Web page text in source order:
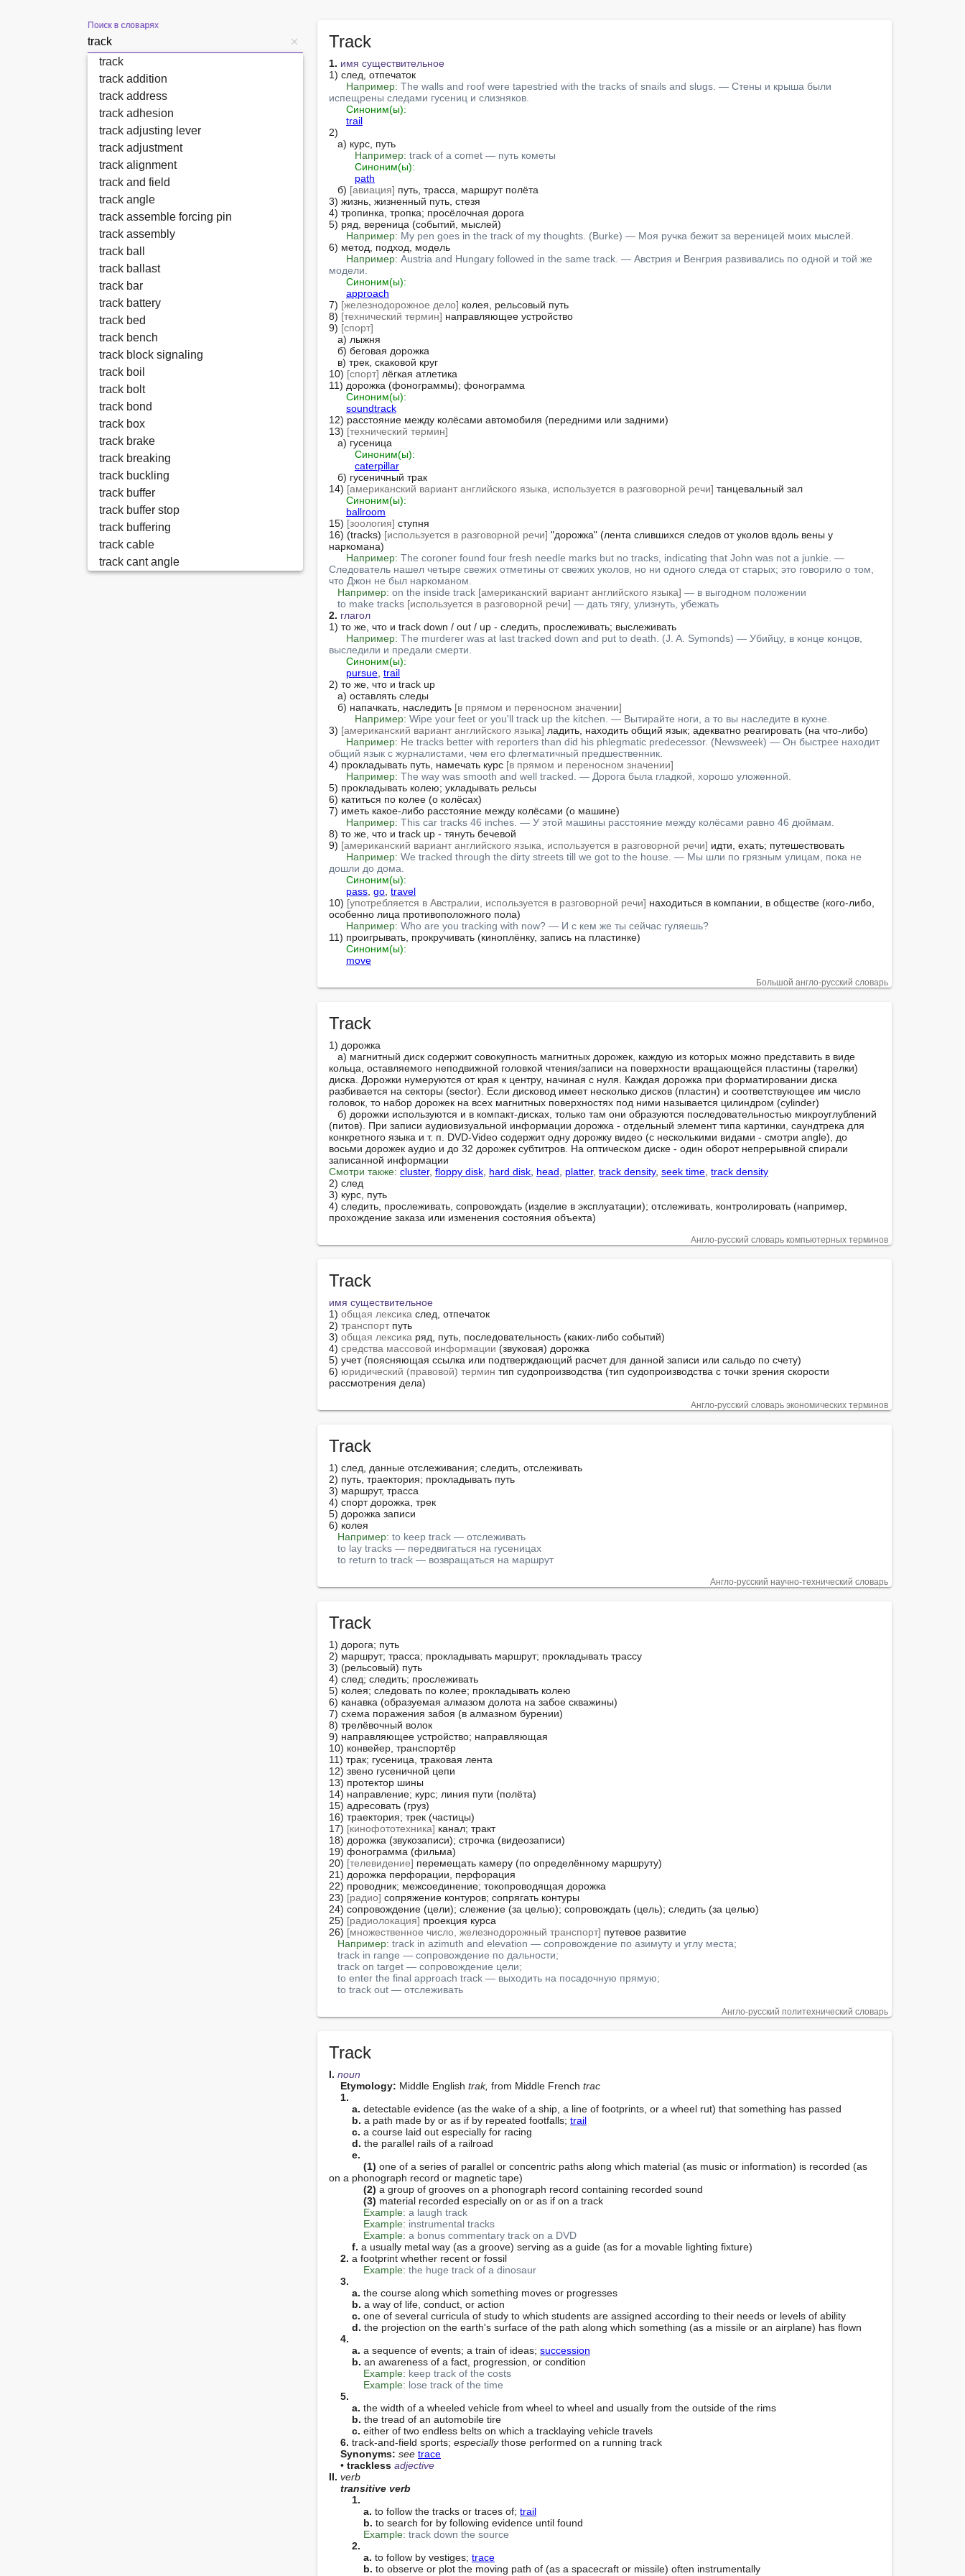
Поиск в словарях
Track
1. имя существительное
1) след, отпечаток
Например: The walls and roof were tapestried with the tracks of snails and slugs. — Стены и крыша были
испещрены следами гусениц и слизняков.
Синоним(ы):
trail
2)
Например: track of a comet — путь кометы
Синоним(ы):
path
   б)
[авиация] путь, трасса, маршрут полёта
3) жизнь, жизненный путь, стезя
4) тропинка, тропка; просёлочная дорога
5) ряд, вереница (событий, мыслей)
Например: My pen goes in the track of my thoughts. (Burke) — Моя ручка бежит за вереницей моих мыслей.
6) метод, подход, модель
Например: Austria and Hungary followed in the same track. — Австрия и Венгрия развивались по одной и той же
модели.
Синоним(ы):
approach
7) [железнодорожное дело] колея, рельсовый путь
8) [технический термин] направляющее устройство
9) [спорт]
10) [спорт] лёгкая атлетика
11) дорожка (фонограммы); фонограмма
Синоним(ы):
soundtrack
12) расстояние между колёсами автомобиля (передними или задними)
13) [технический термин]
Синоним(ы):
caterpillar
14) [американский вариант английского языка, используется в разговорной речи] танцевальный зал
Синоним(ы):
ballroom
15) [зоология] ступня
16) (tracks) [используется в разговорной речи] "дорожка" (лента слившихся следов от уколов вдоль вены у
наркомана)
Например: The coroner found four fresh needle marks but no tracks, indicating that John was not a junkie. —
Следователь нашел четыре свежих отметины от свежих уколов, но ни одного следа от старых; это говорило о том,
что Джон не был наркоманом.
Например: on the inside track [американский вариант английского языка] — в выгодном положении
to make tracks [используется в разговорной речи] — дать тягу, улизнуть, убежать
2. глагол
1) то же, что и track down / out / up - следить, прослеживать; выслеживать
Например: The murderer was at last tracked down and put to death. (J. A. Symonds) — Убийцу, в конце концов,
выследили и предали смерти.
Синоним(ы):
pursue trail
2) то же, что и track up
   б) напачкать, наследить
[в прямом и переносном значении]
Например: Wipe your feet or you'll track up the kitchen. — Вытирайте ноги, а то вы наследите в кухне.
3) [американский вариант английского языка] ладить, находить общий язык; адекватно реагировать (на что-либо)
Например: He tracks better with reporters than did his phlegmatic predecessor. (Newsweek) — Он быстрее находит
общий язык с журналистами, чем его флегматичный предшественник.
4) прокладывать путь, намечать курс [в прямом и переносном значении]
Например: The way was smooth and well tracked. — Дорога была гладкой, хорошо уложенной.
5) прокладывать колею; укладывать рельсы
6) катиться по колее (о колёсах)
7) иметь какое-либо расстояние между колёсами (о машине)
Например: This car tracks 46 inches. — У этой машины расстояние между колёсами равно 46 дюймам.
8) то же, что и track up - тянуть бечевой
9) [американский вариант английского языка, используется в разговорной речи] идти, ехать; путешествовать
Например: We tracked through the dirty streets till we got to the house. — Мы шли по грязным улицам, пока не
дошли до дома.
Синоним(ы):
pass go travel
10) [употребляется в Австралии, используется в разговорной речи] находиться в компании, в обществе (кого-либо,
особенно лица противоположного пола)
Например: Who are you tracking with now? — И с кем же ты сейчас гуляешь?
11) проигрывать, прокручивать (киноплёнку, запись на пластинке)
Синоним(ы):
move
Большой англо-русский словарь
Track
1) дорожка
кольца, оставляемого неподвижной головкой чтения/записи на поверхности вращающейся пластины (тарелки)
диска. Дорожки нумеруются от края к центру, начиная с нуля. Каждая дорожка при форматировании диска
разбивается на секторы (sector). Если дисковод имеет несколько дисков (пластин) и соответствующее им число
головок, то набор дорожек на всех магнитных поверхностях под ними называется цилиндром (cylinder)
(питов). При записи аудиовизуальной информации дорожка - отдельный элемент типа картинки, саундтрека для
конкретного языка и т. п. DVD-Video содержит одну дорожку видео (с несколькими видами - смотри angle), до
восьми дорожек аудио и до 32 дорожек субтитров. На оптическом диске - один оборот непрерывной спирали
Смотри также: cluster, floppy disk hard disk head platter, track density, seek time track density
2) след
3) курс, путь
4) следить, прослеживать, сопровождать (изделие в эксплуатации); отслеживать, контролировать (например,
прохождение заказа или изменения состояния объекта)
Англо-русский словарь компьютерных терминов
Track
имя существительное
1) общая лексика след, отпечаток
2) транспорт путь
3) общая лексика ряд, путь, последовательность (каких-либо событий)
4) средства массовой информации (звуковая) дорожка
5) учет (поясняющая ссылка или подтверждающий расчет для данной записи или сальдо по счету)
6) юридический (правовой) термин тип судопроизводства (тип судопроизводства с точки зрения скорости
рассмотрения дела)
Англо-русский словарь экономических терминов
Track
1) след, данные отслеживания; следить, отслеживать
2) путь, траектория; прокладывать путь
3) маршрут, трасса
4) спорт дорожка, трек
5) дорожка записи
6) колея
Например: to keep track — отслеживать
to lay tracks — передвигаться на гусеницах
to return to track — возвращаться на маршрут
Англо-русский научно-технический словарь
Track
1) дорога; путь
2) маршрут; трасса; прокладывать маршрут; прокладывать трассу
3) (рельсовый) путь
4) след; следить; прослеживать
5) колея; следовать по колее; прокладывать колею
6) канавка (образуемая алмазом долота на забое скважины)
7) схема поражения забоя (в алмазном бурении)
8) трелёвочный волок
9) направляющее устройство; направляющая
10) конвейер, транспортёр
11) трак; гусеница, траковая лента
12) звено гусеничной цепи
13) протектор шины
14) направление; курс; линия пути (полёта)
15) адресовать (груз)
16) траектория; трек (частицы)
17) [кинофототехника] канал; тракт
18) дорожка (звукозаписи); строчка (видеозаписи)
19) фонограмма (фильма)
20) [телевидение] перемещать камеру (по определённому маршруту)
21) дорожка перфорации, перфорация
22) проводник; межсоединение; токопроводящая дорожка
23) [радио] сопряжение контуров; сопрягать контуры
24) сопровождение (цели); слежение (за целью); сопровождать (цель); следить (за целью)
25) [радиолокация] проекция курса
26) [множественное число, железнодорожный транспорт] путевое развитие
Например: track in azimuth and elevation — сопровождение по азимуту и углу места;
track in range — сопровождение по дальности;
track on target — сопровождение цели;
to enter the final approach track — выходить на посадочную прямую;
to track out — отслеживать
Англо-русский политехнический словарь
Track
I. noun
Etymology: Middle English trak, from Middle French trac
1.
a. detectable evidence (as the wake of a ship, a line of footprints, or a wheel rut) that something has passed
b. a path made by or as if by repeated footfalls; trail
c. a course laid out especially for racing
d. the parallel rails of a railroad
e.
(1) one of a series of parallel or concentric paths along which material (as music or information) is recorded (as
on a phonograph record or magnetic tape)
(2) a group of grooves on a phonograph record containing recorded sound
(3) material recorded especially on or as if on a track
Example: a laugh track
Example: instrumental tracks
Example: a bonus commentary track on a DVD
f. a usually metal way (as a groove) serving as a guide (as for a movable lighting fixture)
2. a footprint whether recent or fossil
Example: the huge track of a dinosaur
3.
a. the course along which something moves or progresses
b. a way of life, conduct, or action
c. one of several curricula of study to which students are assigned according to their needs or levels of ability
d. the projection on the earth's surface of the path along which something (as a missile or an airplane) has flown
4.
a. a sequence of events; a train of ideas; succession
b. an awareness of a fact, progression, or condition
Example: keep track of the costs
Example: lose track of the time
5.
a. the width of a wheeled vehicle from wheel to wheel and usually from the outside of the rims
b. the tread of an automobile tire
c. either of two endless belts on which a tracklaying vehicle travels
6. track-and-field sports; especially those performed on a running track
Synonyms: see trace
    •
trackless adjective
II. verb
transitive verb
1.
a. to follow the tracks or traces of; trail
b. to search for by following evidence until found
Example: track down the source
2.
a. to follow by vestiges; trace
b. to observe or plot the moving path of (as a spacecraft or missile) often instrumentally
track
track addition
track address
track adhesion
track adjusting lever
track adjustment
track alignment
track and field
track angle
track assemble forcing pin
track assembly
track ball
track ballast
track bar
track battery
track bed
track bench
track block signaling
track boil
track bolt
track bond
track box
track brake
track breaking
track buckling
track buffer
track buffer stop
track buffering
track cable
track cant angle